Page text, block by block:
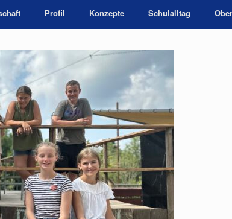
Profil Konzepte Schulalltag